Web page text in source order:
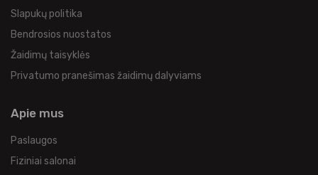
Slapukų politika
Bendrosios nuostatos
Žaidimų taisyklės
Privatumo pranešimas žaidimų dalyviams
Apie mus
Paslaugos
Fiziniai salonai